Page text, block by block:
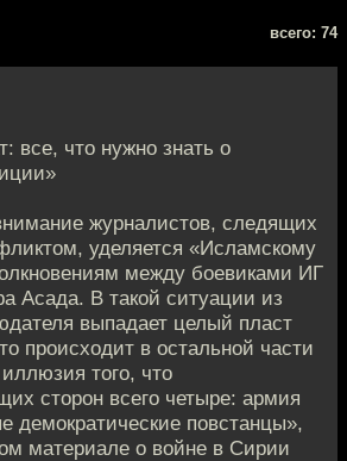
всего: 74
все, что нужно знать о
журналистов, следящих
уделяется «Исламскому
между боевиками ИГ
Асада. В такой ситуации из
выпадает целый пласт
происходит в остальной части
того, что
сторон всего четыре: армия
демократические повстанцы»,
материале о войне в Сирии